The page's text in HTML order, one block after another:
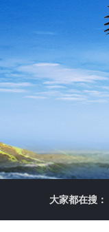
大家都在搜：